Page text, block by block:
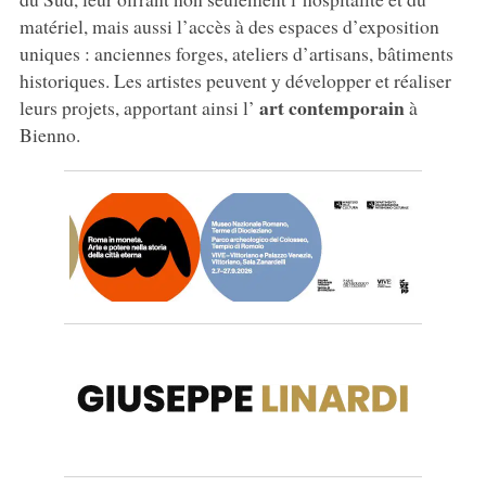
matériel, mais aussi l’accès à des espaces d’exposition
uniques : anciennes forges, ateliers d’artisans, bâtiments
historiques. Les artistes peuvent y développer et réaliser
leurs projets, apportant ainsi l’ art contemporainà
Bienno.